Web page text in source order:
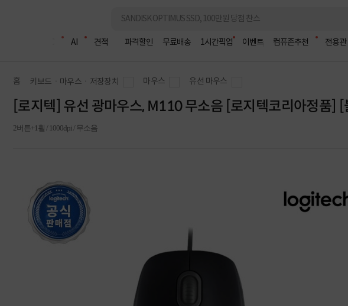
AI 견적 파격할인 무료배송 1시간픽업 이벤트 컴퓨존추천 전용관
홈 키보드ㆍ마우스ㆍ저장장치 마우스 유선 마우스
[로지텍] 유선 광마우스, M110 무소음 [로지텍코리아정품]
2버튼+1휠 / 1000dpi / 무소음